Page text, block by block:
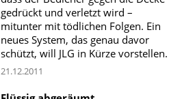
gedrückt und verletzt wird –
mitunter mit tödlichen Folgen. Ein
neues System, das genau davor
schützt, will JLG in Kürze vorstellen.
21.12.2011